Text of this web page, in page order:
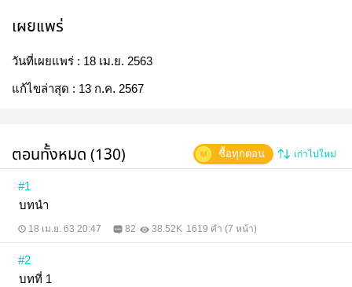
เผยแพร่
วันที่เผยแพร่ : 18 เม.ย. 2563
แก้ไขล่าสุด : 13 ก.ค. 2567
ตอนทั้งหมด (130) เก่าไปใหม่
ซื้อทุกตอน
#1
บทนำ
18 เม.ย. 63 20:47 82 38.52K 1619 คำ (7 หน้า)
#2
บทที่ 1